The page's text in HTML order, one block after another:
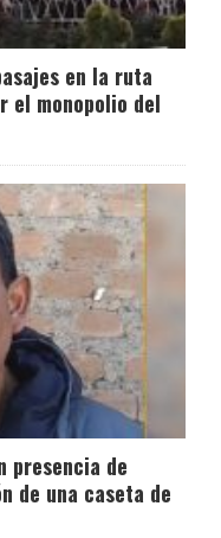
en la ruta
el monopolio del
presencia de
de una caseta de